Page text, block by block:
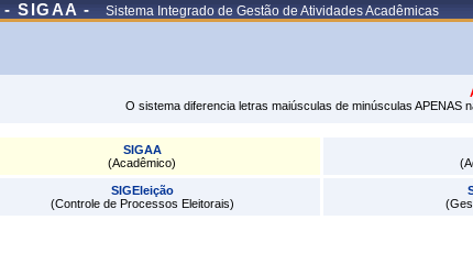
- SIGAA - Sistema Integrado de Gestão de Atividades Acadêmicas
O sistema diferencia letras maiúsculas de minúsculas APENAS
SIGAA
(Acadêmico)
SIGEleição
(Controle de Processos Eleitorais)